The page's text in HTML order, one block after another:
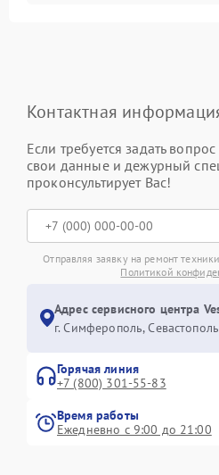
Контактная
Если требуется задать
свои данные и дежурный
проконсультирует Вас!
Отправляя заявку на ремонт
Политикой
Адрес сервисного центра
г. Симферополь,
Горячая линия
+7 (800) 301-55-83
Время работы
Ежедневно с 9:00 до 21:00